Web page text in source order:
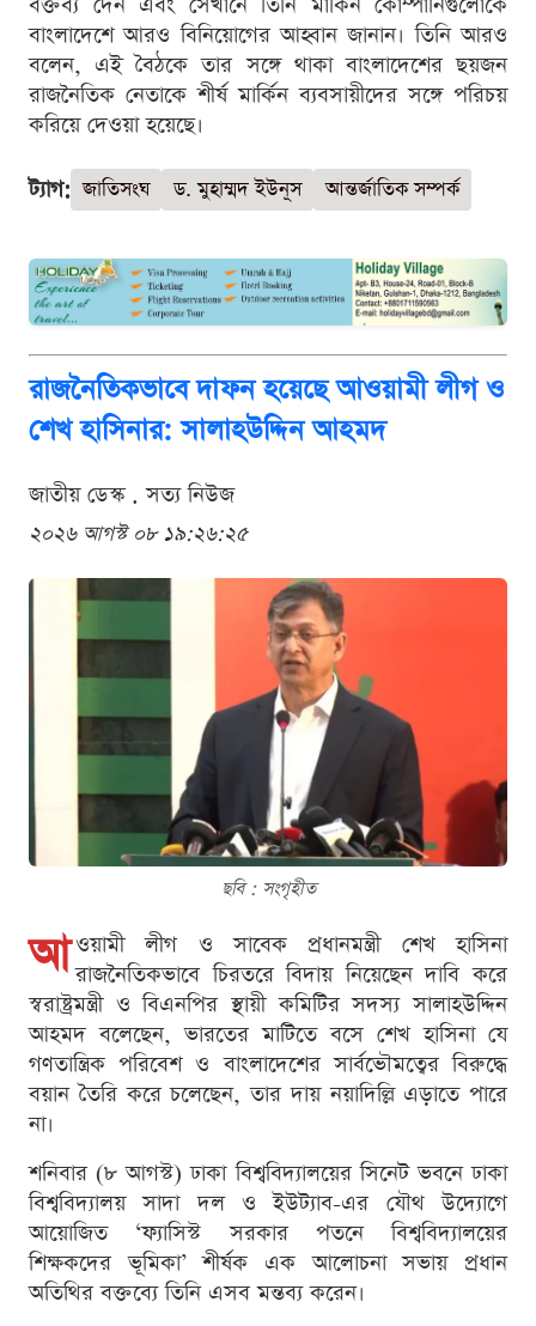
বাংলাদেশে আরও বিনিয়োগের আহ্বান জানান। তিনি আরও
বলেন, এই বৈঠকে তার সঙ্গে থাকা বাংলাদেশের ছয়জন
রাজনৈতিক নেতাকে শীর্ষ মার্কিন ব্যবসায়ীদের সঙ্গে পরিচয়
করিয়ে দেওয়া হয়েছে।
ট্যাগ: জাতিসংঘ ড. মুহাম্মদ ইউনূস আন্তর্জাতিক সম্পর্ক
রাজনৈতিকভাবে দাফন হয়েছে আওয়ামী লীগ ও
শেখ হাসিনার: সালাহউদ্দিন আহমদ
জাতীয় ডেস্ক . সত্য নিউজ
২০২৬ আগস্ট ০৮ ১৯:২৬:২৫
ছবি : সংগৃহীত
আ ওয়ামী লীগ ও সাবেক প্রধানমন্ত্রী শেখ হাসিনা
রাজনৈতিকভাবে চিরতরে বিদায় নিয়েছেন দাবি করে
স্বরাষ্ট্রমন্ত্রী ও বিএনপির স্থায়ী কমিটির সদস্য সালাহউদ্দিন
আহমদ বলেছেন, ভারতের মাটিতে বসে শেখ হাসিনা যে
গণতান্ত্রিক পরিবেশ ও বাংলাদেশের সার্বভৌমত্বের বিরুদ্ধে
বয়ান তৈরি করে চলেছেন, তার দায় নয়াদিল্লি এড়াতে পারে
না।
শনিবার (৮ আগস্ট) ঢাকা বিশ্ববিদ্যালয়ের সিনেট ভবনে ঢাকা
বিশ্ববিদ্যালয় সাদা দল ও ইউট্যাব-এর যৌথ উদ্যোগে
আয়োজিত ‘ফ্যাসিস্ট সরকার পতনে বিশ্ববিদ্যালয়ের
শিক্ষকদের ভূমিকা’ শীর্ষক এক আলোচনা সভায় প্রধান
অতিথির বক্তব্যে তিনি এসব মন্তব্য করেন।